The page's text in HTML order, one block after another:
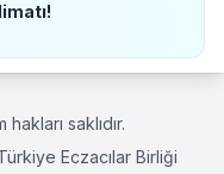
saklıdır.
Eczacılar Birliği